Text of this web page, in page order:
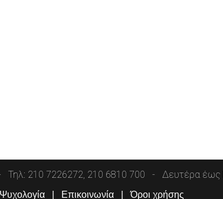
Τηλ: 210 7226272, 210 6810 700 Δευτέρα έως
Ψυχολογία Επικοινωνία Όροι χρήσης